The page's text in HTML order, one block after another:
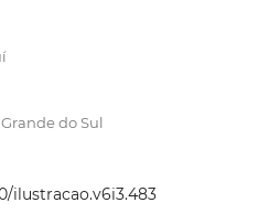
do Sul
ilustracao.v6i3.483